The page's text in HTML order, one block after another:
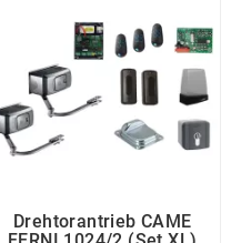
Drehtorantrieb CAME